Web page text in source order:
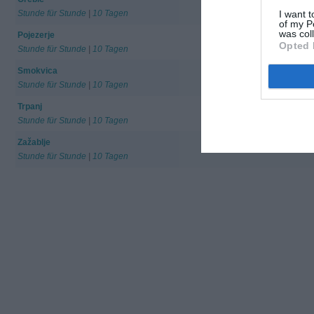
I want
of my
was
Opted
Stunde für Stunde
10 Tagen
Pojezerje
Stunde für Stunde
10 Tagen
Smokvica
Stunde für Stunde
10 Tagen
Trpanj
Stunde für Stunde
10 Tagen
Zažablje
Stunde für Stunde
10 Tagen